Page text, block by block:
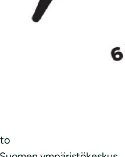
hupenemisen
ne ovat